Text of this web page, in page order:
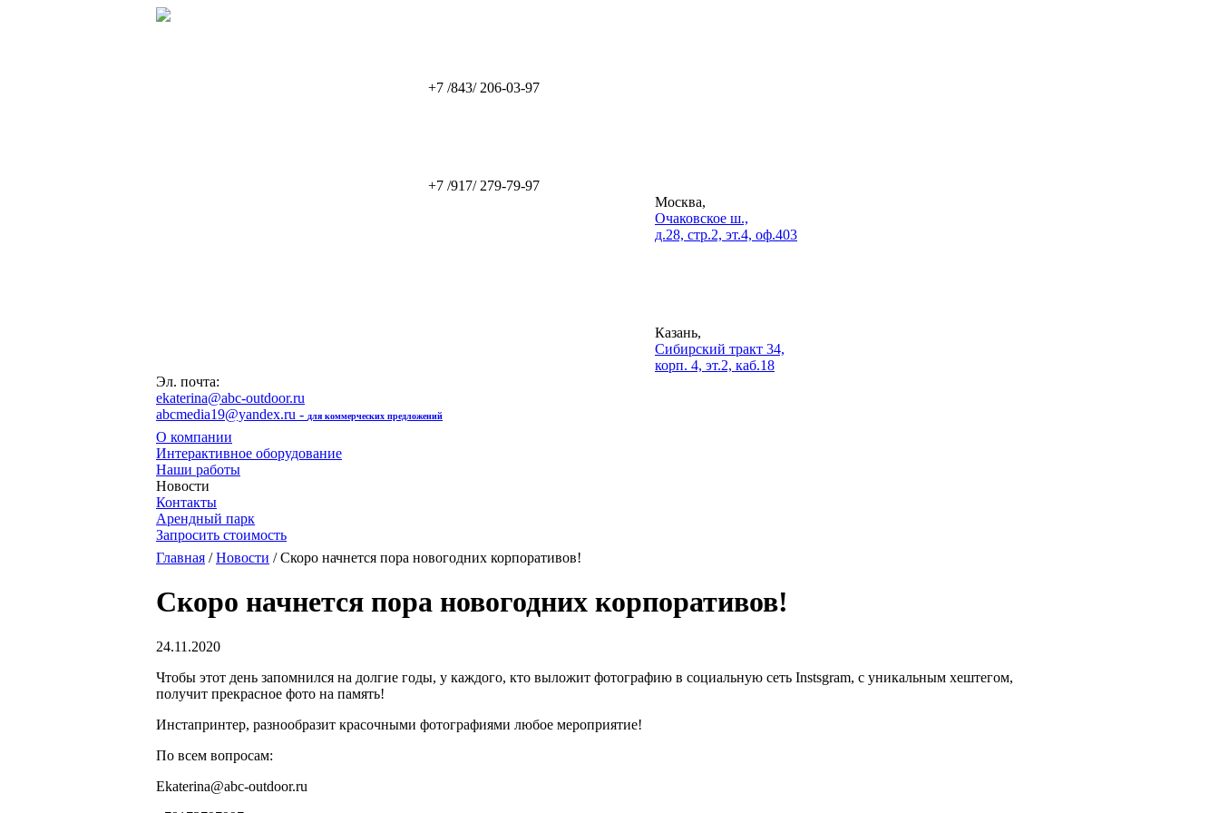
+7 /843/ 206-03-97
+7 /917/ 279-79-97
Москва,
Очаковское ш.,
д.28, стр.2, эт.4, оф.403
Казань,
Сибирский тракт 34,
корп. 4, эт.2, каб.18
Эл. почта:
ekaterina@abc-outdoor.ru
abcmedia19@yandex.ru - для коммерческих предложений
О компании
Интерактивное оборудование
Наши работы
Новости
Контакты
Арендный парк
Запросить стоимость
Главная /Новости / Скоро начнется пора новогодних корпоративов!
Скоро начнется пора новогодних корпоративов!
24.11.2020
Чтобы этот день запомнился на долгие годы, у каждого, кто выложит фотографию в социальную сеть Instsgram, с уникальным хештегом,
получит прекрасное фото на память!
Инстапринтер, разнообразит красочными фотографиями любое мероприятие!
По всем вопросам:
Ekaterina@abc-outdoor.ru